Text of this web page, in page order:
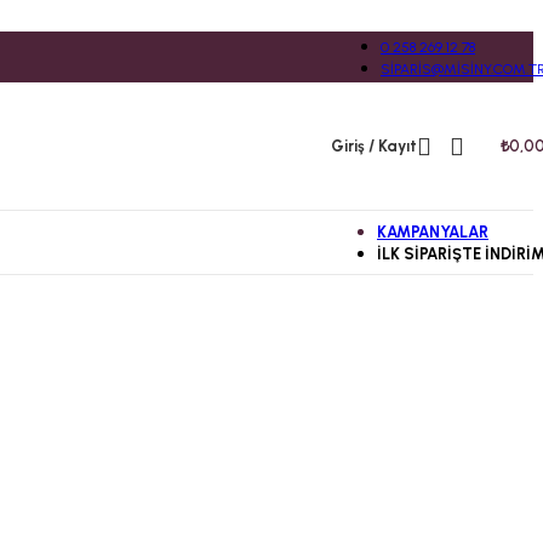
0 258 269 12 78
Giriş / Kayıt ₺
KAMPANYALAR
İLK SIPARIŞTE